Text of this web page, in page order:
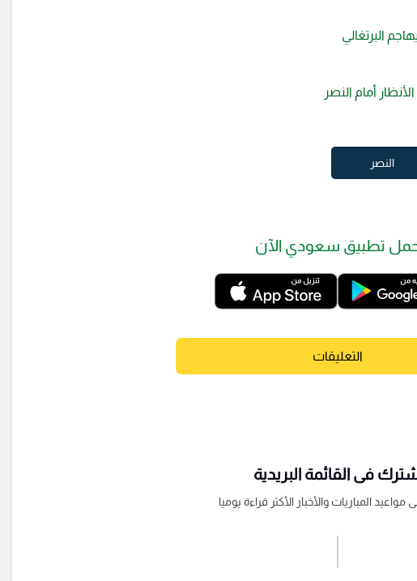
البرتغالي
أمام النصر
النصر
تطبيق سعودي الآن
التعليقات
فى القائمة البريدية
المباريات والأخبار الأكثر قراءة يوميا